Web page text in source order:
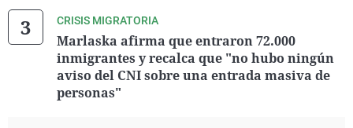
CRISIS MIGRATORIA
Marlaska afirma que entraron 72.000
inmigrantes y recalca que "no hubo ningún
aviso del CNI sobre una entrada masiva de
personas"